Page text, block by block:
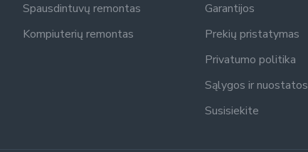
Spausdintuvų remontas
Kompiuterių remontas
Garantijos
Prekių pristatymas
Privatumo politika
Sąlygos ir nuostatos
Susisiekite